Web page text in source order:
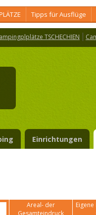
Tipps für Ausflüge
TSCHECHIEN
Einrichtungen
Areal- der